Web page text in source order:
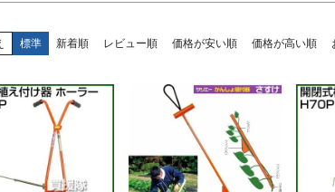
標準 新着順 レビュー順 価格が安い順 価格が高い順